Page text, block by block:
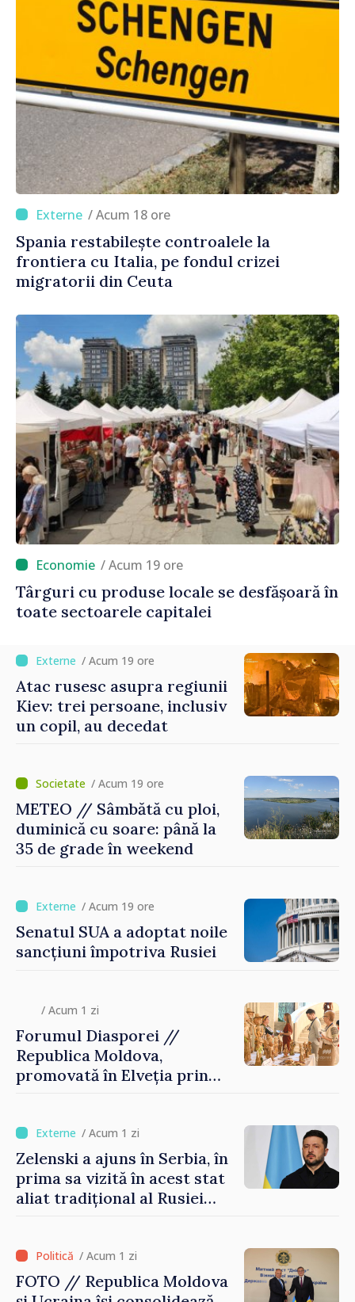
/ Acum 18 ore
Spania restabilește controalele la
frontiera cu Italia, pe fondul crizei
migratorii din Ceuta
/ Acum 19 ore
Târguri cu produse locale se desfășoară în
toate sectoarele capitalei
/ Acum 19 ore
Atac rusesc asupra regiunii
Kiev: trei persoane, inclusiv
un copil, au decedat
/ Acum 19 ore
METEO // Sâmbătă cu ploi,
duminică cu soare: până la
35 de grade în weekend
/ Acum 19 ore
Senatul SUA a adoptat noile
sancțiuni împotriva Rusiei
/ Acum 1 zi
Forumul Diasporei //
Republica Moldova,
promovată în Elveția prin
/ Acum 1 zi
Zelenski a ajuns în Serbia, în
prima sa vizită în acest stat
aliat tradițional al Rusiei
/ Acum 1 zi
FOTO // Republica Moldova